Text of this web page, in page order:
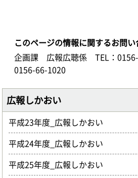
このページの情報に関するお問
企画課 広報広聴係
TEL：
0156-66-1020
広報しかおい
平成23年度_広報しかおい
平成24年度_広報しかおい
平成25年度_広報しかおい